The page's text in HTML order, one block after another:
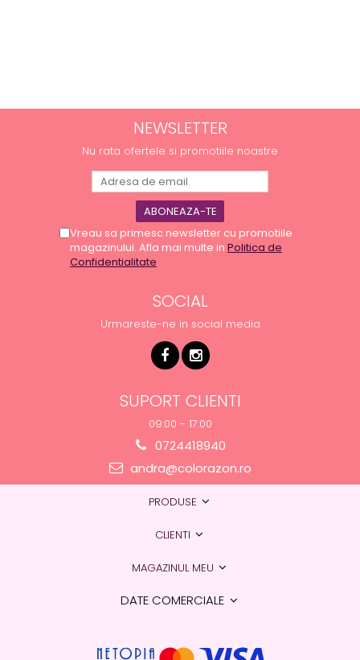
NEWSLETTER
Nu rata ofertele si promotiile noastre
Vreau sa primesc newsletter cu promotiile
magazinului. Afla mai multe in Politica de
Confidentialitate
SOCIAL
Urmareste-ne in social media
SUPORT CLIENTI
09:00 - 17:00
0724418940
andra@colorazon.ro
PRODUSE
CLIENTI
MAGAZINUL MEU
DATE COMERCIALE